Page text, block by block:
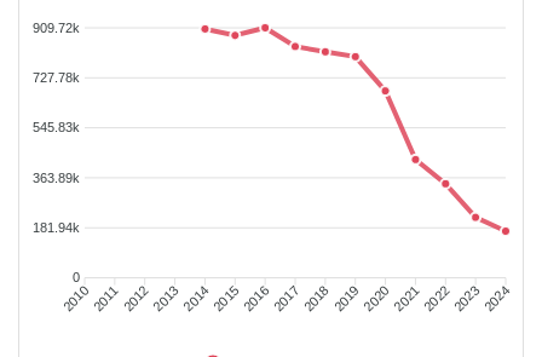
909.72k
727.78k
545.83k
363.89k
181.94k
0
20102011201220132014201520162017 2018 201920202021202220232024